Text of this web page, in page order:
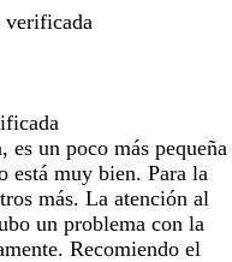
verificada
un poco más pequeña
está muy bien. Para la
más. La atención al
un problema con la
Recomiendo el